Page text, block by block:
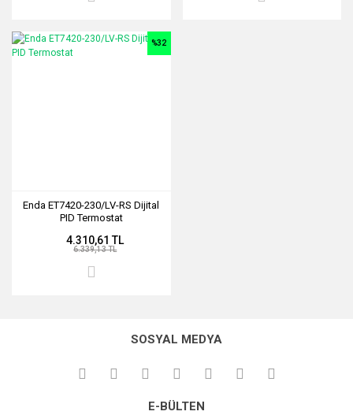
Enda ET7420-230/LV-RS Dijital
PID Termostat
%32
4.310,61 TL
6.339,13 TL
SOSYAL MEDYA
E-BÜLTEN